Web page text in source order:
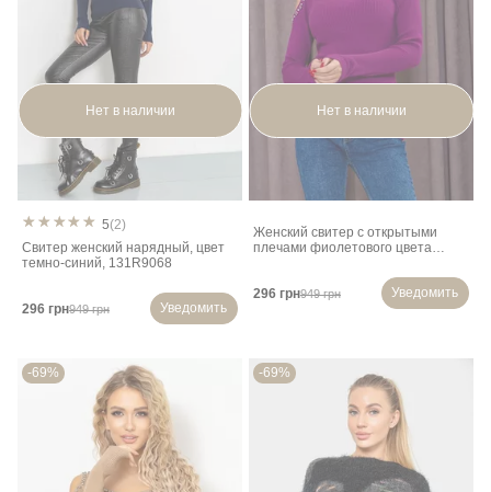
Нет в наличии
5(2)
Свитер женский нарядный, цвет
темно-синий, 131R9068
296 грн949 грн Уведомить
Нет в наличии
Женский свитер с открытыми
плечами фиолетового цвета
296 грн949 грн Уведомить
-69% -69%